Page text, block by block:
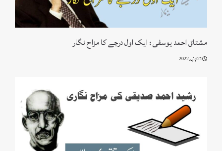
مشتاق احمد یوسفی : ایک اول درجے کا مزاح نگار
21 اپریل, 2022